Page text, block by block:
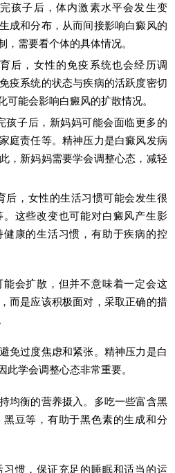
孩子后，体内激素水平会发生变
成和分布，从而间接影响白癜风的
，需要看个体的具体情况。
后，女性的免疫系统也会经历调
疫系统的状态与疾病的活跃度密切
能会影响白癜风的扩散情况。
孩子后，新妈妈可能会面临更多的
庭责任等。精神压力是白癜风发病
，新妈妈需要学会调整心态，减轻
后，女性的生活习惯可能会发生很
这些改变也可能对白癜风产生影
康的生活习惯，有助于疾病的控
会扩散，但并不意味着一定会这
而是应该积极面对，采取正确的措
免过度焦虑和紧张。精神压力是白
学会调整心态非常重要。
均衡的营养摄入。多吃一些富含黑
豆等，有助于黑色素的生成和分
惯，保证充足的睡眠和适当的运